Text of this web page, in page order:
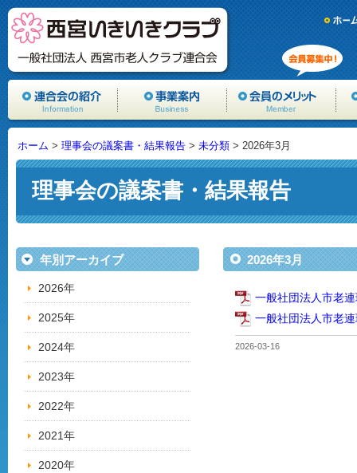
ホーム > 理事会の議案書・結果報告 > 未分類 > 2026年3月
理事会の議案書・結果報告
2026年3月
一般社団法人市老
一般社団法人市老
2026-03-16
年別アーカイブ
2026年
2025年
2024年
2023年
2022年
2021年
2020年